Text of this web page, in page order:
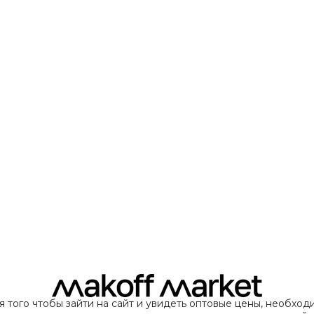
того чтобы зайти на сайт и увидеть оптовые цены,